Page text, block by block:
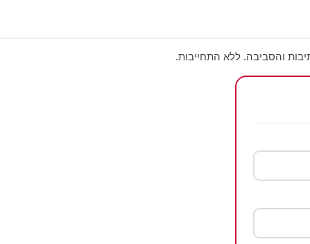
והסביבה. ללא התחייבות.